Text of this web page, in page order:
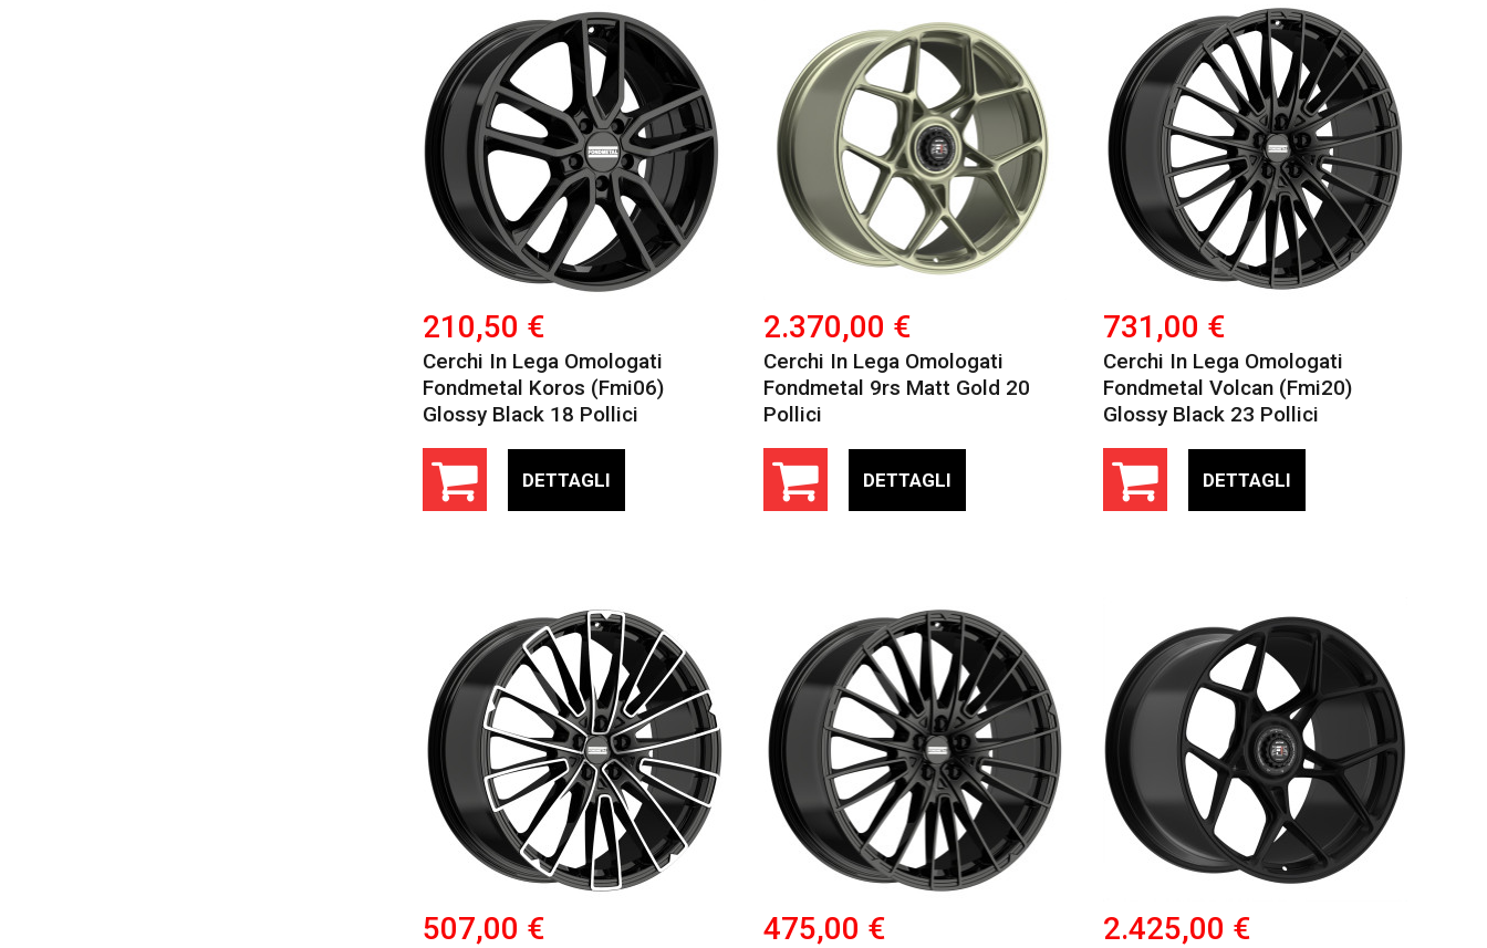
210,50 €
Cerchi In Lega Omologati
Fondmetal Koros (fmi06)
Glossy Black 18 Pollici
DETTAGLI
2.370,00 €
Cerchi In Lega Omologati
Fondmetal 9rs Matt Gold 20
Pollici
DETTAGLI
731,00 €
Cerchi In Lega Omologati
Fondmetal Volcan (fmi20)
Glossy Black 23 Pollici
DETTAGLI
507,00 € 475,00 € 2.425,00 €